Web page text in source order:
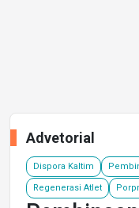
Advetorial
Dispora Kaltim
Regenerasi Atlet